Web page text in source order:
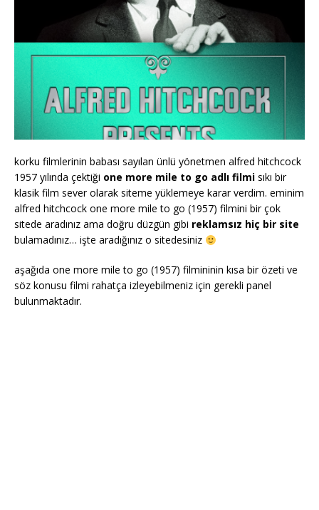
korku filmlerinin babası sayılan ünlü yönetmen alfred hitchcock
1957 yılında çektiği one more mile to go adlı filmi sıkı bir
klasik film sever olarak siteme yüklemeye karar verdim. eminim
alfred hitchcock one more mile to go (1957) filmini bir çok
sitede aradınız ama doğru düzgün gibi reklamsız hiç bir site
bulamadınız… işte aradığınız o sitedesiniz
aşağıda one more mile to go (1957) filmininin kısa bir özeti ve
söz konusu filmi rahatça izleyebilmeniz için gerekli panel
bulunmaktadır.